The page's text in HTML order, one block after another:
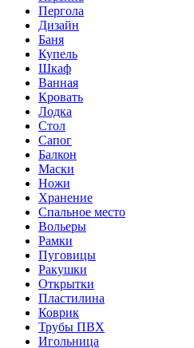
Пергола
Дизайн
Баня
Купель
Шкаф
Ванная
Кровать
Лодка
Стол
Сапог
Балкон
Маски
Ножи
Хранение
Спальное место
Вольеры
Рамки
Пуговицы
Ракушки
Открытки
Пластилина
Коврик
Трубы ПВХ
Игольница